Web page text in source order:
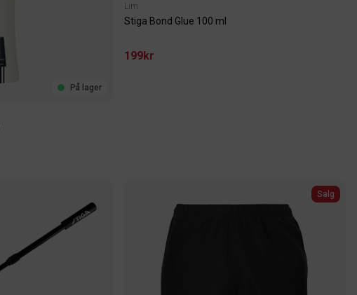
På lager
Lim
Stiga Bond Glue 100 ml
199kr
Salg